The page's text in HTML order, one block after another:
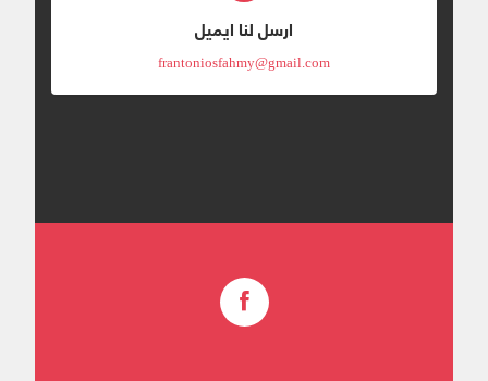
ارسل لنا ايميل
frantoniosfahmy@gmail.com